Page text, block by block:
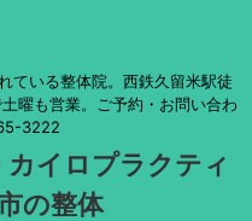
ている整体院。西鉄久留米駅徒
曜も営業。ご予約・お問い合わ
3222
イロプラクティ
の整体